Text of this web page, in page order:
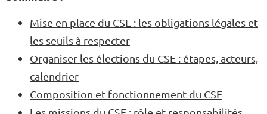
Mise en place du CSE : les obligations légales et
les seuils à respecter
Organiser les élections du CSE : étapes, acteurs,
calendrier
Composition et fonctionnement du CSE